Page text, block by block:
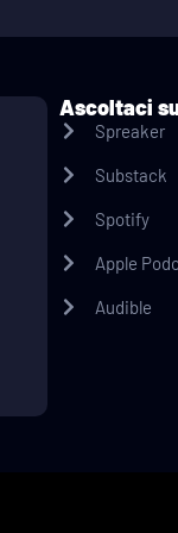
Ascoltaci
Spreaker
Substack
Spotify
Apple
Audible